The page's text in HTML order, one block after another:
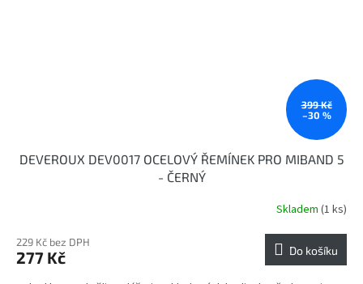
399 Kč
–30 %
DEVEROUX DEV0017 OCELOVÝ ŘEMÍNEK PRO MIBAND 5
- ČERNÝ
Skladem (1 ks)
229 Kč bez DPH
277 Kč Do košíku